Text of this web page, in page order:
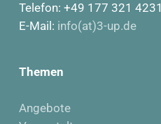
Telefon: +49 177 321 4231
E-Mail: info(at)3-up.de
Themen
Angebote